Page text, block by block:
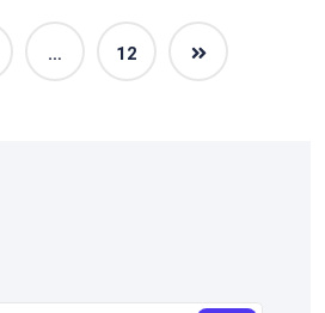
… 12